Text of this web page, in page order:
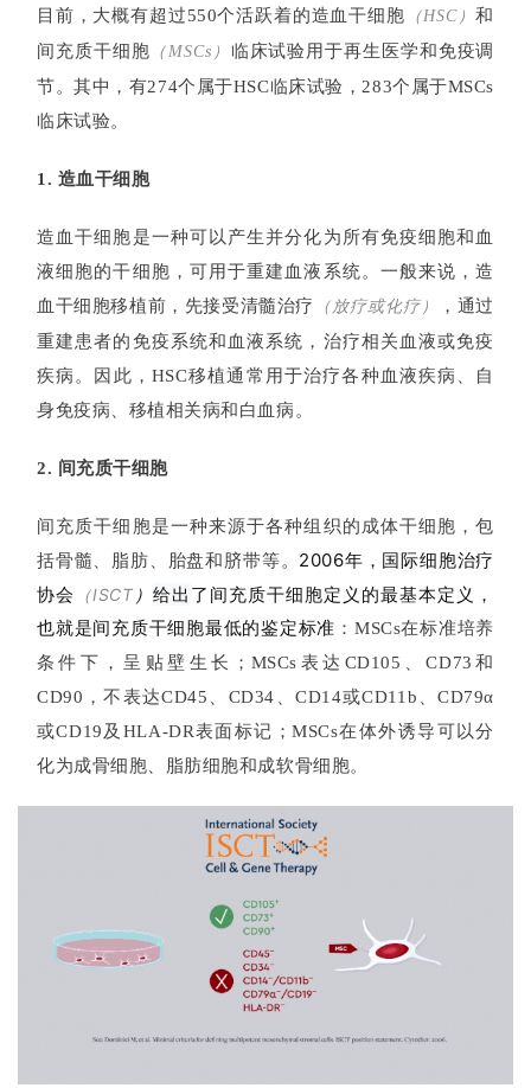
展
活
动
关
我
们
目前，大概有超过550个活跃着的造血干细胞 （HSC）和
间充质干细胞 （MSCs） 临床试验用于再生医学和免疫调
节。其中，有274个属于HSC临床试验，283个属于MSCs
临床试验。
1. 造血干细胞
造血干细胞是一种可以产生并分化为所有免疫细胞和血
液细胞的干细胞，可用于重建血液系统。一般来说，造
血干细胞移植前， 先接受清髓治疗 （放疗或化疗）
，通过
重建患者的免疫系统和血液系统，治疗相关血液或免疫
疾病。因此，HSC移植通常用于治疗各种血液疾病、自
身免疫病、移植相关病和白血病。
2. 间充质干细胞
间充质干细胞是一种来源于各种组织的成体干细胞，包
括骨髓、脂肪、胎盘和脐带等。 2006年，国际细胞治疗
协会
（ISCT） 给出 了间充质干细胞定义的最基本定义，
也就是间充质干细胞最低的鉴定标准 ：MSCs在标准培养
条件下，呈贴壁生长；MSCs表达CD105、CD73和
CD90，不表达CD45、CD34、CD14或CD11b、CD79α
或CD19及HLA-DR表面标记；MSCs在体外诱导可以分
化为成骨细胞、脂肪细胞和成软骨细胞。